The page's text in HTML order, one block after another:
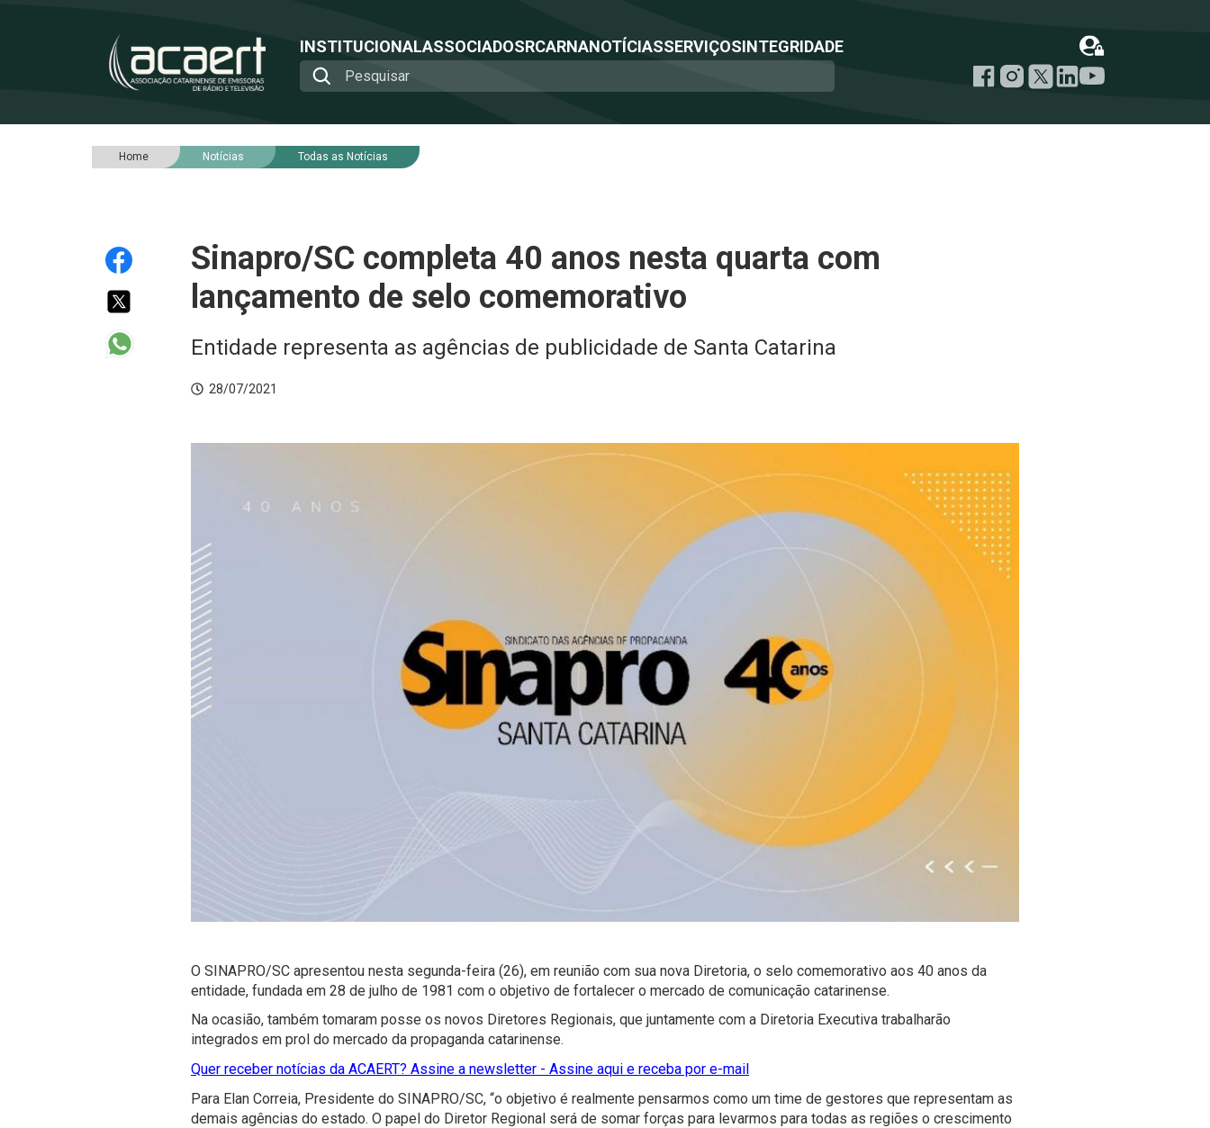
INSTITUCIONALASSOCIADOSRCARNANOTÍCIASSERVIÇOSINTEGRIDADE
Home Notícias Todas as Notícias
Sinapro/SC completa 40 anos nesta quarta com
lançamento de selo comemorativo
Entidade representa as agências de publicidade de Santa Catarina
28/07/2021
O SINAPRO/SC apresentou nesta segunda-feira (26), em reunião com sua nova Diretoria, o selo comemorativo aos 40 anos da
entidade, fundada em 28 de julho de 1981 com o objetivo de fortalecer o mercado de comunicação catarinense.
Na ocasião, também tomaram posse os novos Diretores Regionais, que juntamente com a Diretoria Executiva trabalharão
integrados em prol do mercado da propaganda catarinense.
Quer receber notícias da ACAERT? Assine a newsletter - Assine aqui e receba por e-mail
Para Elan Correia, Presidente do SINAPRO/SC, “o objetivo é realmente pensarmos como um time de gestores que representam as
demais agências do estado. O papel do Diretor Regional será de somar forças para levarmos para todas as regiões o crescimento